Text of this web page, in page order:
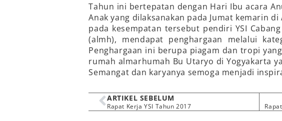
Tahun ini bertepatan dengan Hari Ibu acara
Anak yang dilaksanakan pada Jumat kemarin di
pada kesempatan tersebut pendiri YSI
(almh), mendapat penghargaan melalui
Penghargaan ini berupa piagam dan tropi
rumah almarhumah Bu Utaryo di Yogyakarta
Semangat dan karyanya semoga menjadi
ARTIKEL SEBELUM
Rapat Kerja YSI Tahun 2017